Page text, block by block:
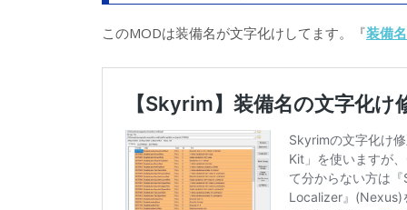
このMODは装備名が文字化けしてます。『装備